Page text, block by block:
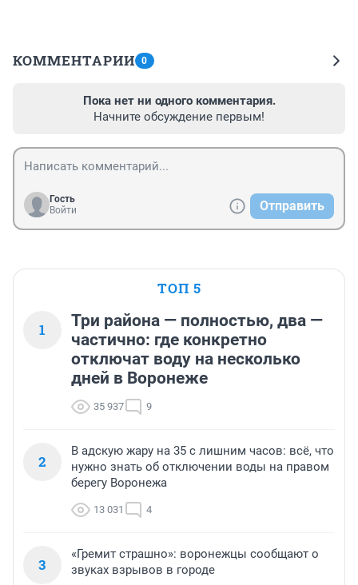
КОММЕНТАРИИ 0
Пока нет ни одного комментария.
Начните обсуждение первым!
Гость
Войти
Отправить
ТОП 5
1
Три района — полностью, два —
частично: где конкретно
отключат воду на несколько
дней в Воронеже
35 937 9
2
В адскую жару на 35 с лишним часов: всё, что
нужно знать об отключении воды на правом
берегу Воронежа
13 031 4
3
«Гремит страшно»: воронежцы сообщают о
звуках взрывов в городе